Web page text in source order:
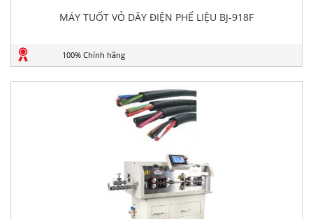
MÁY TUỐT VỎ DÂY ĐIỆN PHẾ LIỆU BJ-918F
100% Chính hãng